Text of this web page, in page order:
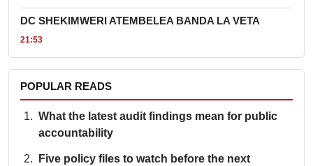
DC SHEKIMWERI ATEMBELEA BANDA LA VETA
21:53
POPULAR READS
What the latest audit findings mean for public
accountability
Five policy files to watch before the next